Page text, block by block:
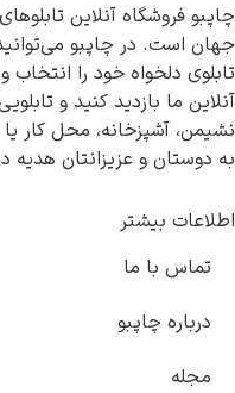
چاپبو فروشگاه آنلاین
جهان است. در چاپبو
تابلوی دلخواه خود را
آنلاین ما بازدید کنید و
نشیمن، آشپزخانه، محل کار
به دوستان و عزیزانتان هدیه
اطلاعات بیشتر
تماس با ما
درباره چاپبو
مجله